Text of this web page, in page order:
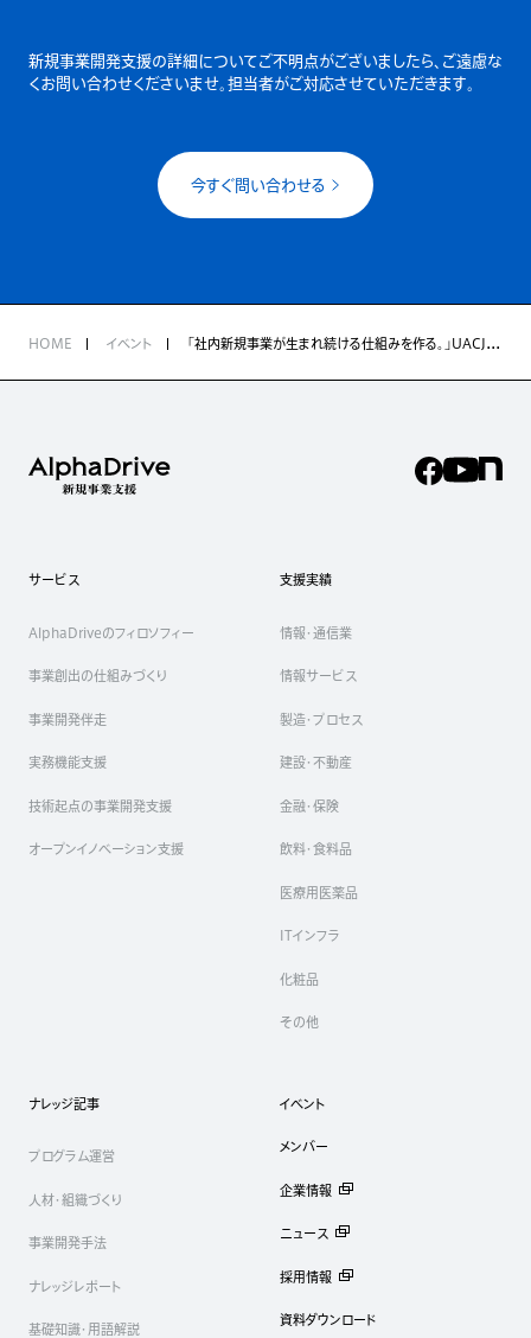
新規事業開発支援の詳細についてご不明点がございましたら、 ご遠慮な
くお問い合わせくださいませ。担当者がご対応させていただきます。
今すぐ問い合わせる
HOME イベント 「社内新規事業が生まれ続ける仕組みを作る。」UACJ 研究員が自ら立ち上がり奔走した、公募制度立ち上げ事例
サービス
AlphaDriveのフィロソフィー
事業創出の仕組みづくり
事業開発伴走
実務機能支援
技術起点の事業開発支援
オープンイノベーション支援
支援実績
情報・通信業
情報サービス
製造・プロセス
建設・不動産
金融・保険
飲料・食料品
医療用医薬品
ITインフラ
化粧品
その他
ナレッジ記事
プログラム運営
人材・組織づくり
事業開発手法
ナレッジレポート
基礎知識・用語解説
イベント
メンバー
企業情報
ニュース
採用情報
資料ダウンロード